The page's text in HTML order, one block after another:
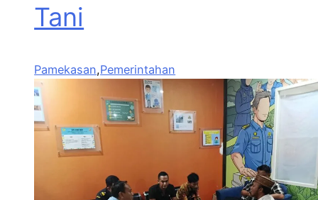
Tani
Pamekasan,Pemerintahan